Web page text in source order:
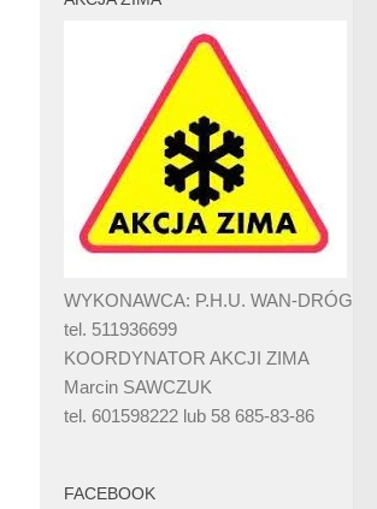
WYKONAWCA: P.H.U. WAN-DRÓG
tel. 511936699
KOORDYNATOR AKCJI ZIMA
Marcin SAWCZUK
tel. 601598222 lub 58 685-83-86
FACEBOOK